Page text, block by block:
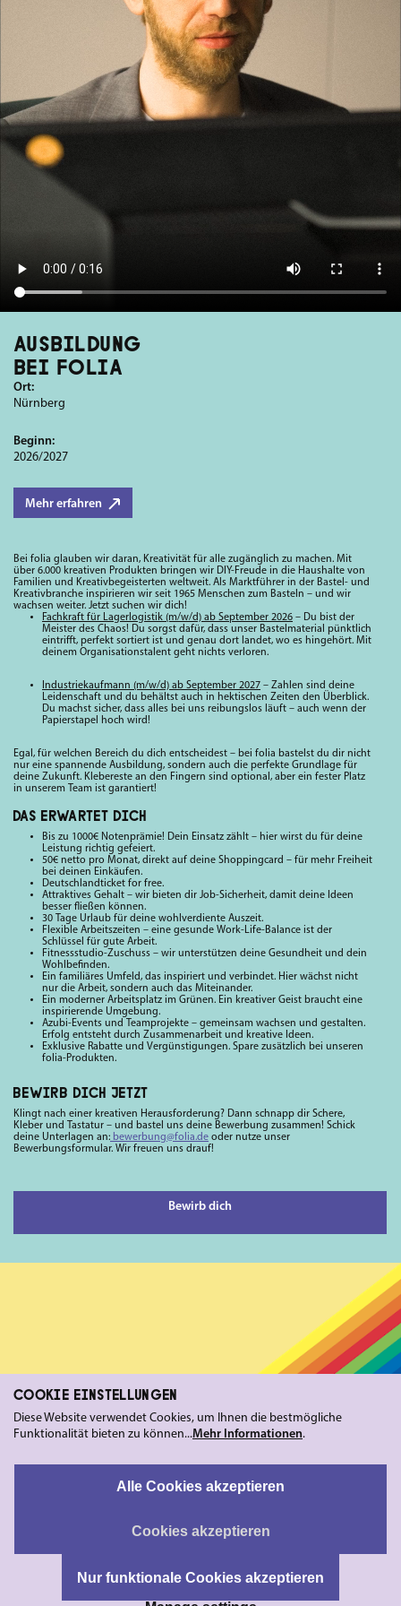
AUSBILDUNG
BEI FOLIA
Ort:
Nürnberg
Beginn:
2026/2027
Mehr erfahren
Bei folia glauben wir daran, Kreativität für alle zugänglich zu machen. Mit
über 6.000 kreativen Produkten bringen wir DIY-Freude in die Haushalte von
Familien und Kreativbegeisterten weltweit. Als Marktführer in der Bastel- und
Kreativbranche inspirieren wir seit 1965 Menschen zum Basteln – und wir
wachsen weiter. Jetzt suchen wir dich!
Fachkraft für Lagerlogistik (m/w/d) ab September 2026 – Du bist der
Meister des Chaos! Du sorgst dafür, dass unser Bastelmaterial pünktlich
eintrifft, perfekt sortiert ist und genau dort landet, wo es hingehört. Mit
deinem Organisationstalent geht nichts verloren.
Industriekaufmann (m/w/d) ab September 2027 – Zahlen sind deine
Leidenschaft und du behältst auch in hektischen Zeiten den Überblick.
Du machst sicher, dass alles bei uns reibungslos läuft – auch wenn der
Papierstapel hoch wird!
Egal, für welchen Bereich du dich entscheidest – bei folia bastelst du dir nicht
nur eine spannende Ausbildung, sondern auch die perfekte Grundlage für
deine Zukunft. Klebereste an den Fingern sind optional, aber ein fester Platz
in unserem Team ist garantiert!
DAS ERWARTET DICH
Bis zu 1000€ Notenprämie! Dein Einsatz zählt – hier wirst du für deine
Leistung richtig gefeiert.
50€ netto pro Monat, direkt auf deine Shoppingcard – für mehr Freiheit
bei deinen Einkäufen.
Deutschlandticket for free.
Attraktives Gehalt – wir bieten dir Job-Sicherheit, damit deine Ideen
besser fließen können.
30 Tage Urlaub für deine wohlverdiente Auszeit.
Flexible Arbeitszeiten – eine gesunde Work-Life-Balance ist der
Schlüssel für gute Arbeit.
Fitnessstudio-Zuschuss – wir unterstützen deine Gesundheit und dein
Wohlbefinden.
Ein familiäres Umfeld, das inspiriert und verbindet. Hier wächst nicht
nur die Arbeit, sondern auch das Miteinander.
Ein moderner Arbeitsplatz im Grünen. Ein kreativer Geist braucht eine
inspirierende Umgebung.
Azubi-Events und Teamprojekte – gemeinsam wachsen und gestalten.
Erfolg entsteht durch Zusammenarbeit und kreative Ideen.
Exklusive Rabatte und Vergünstigungen. Spare zusätzlich bei unseren
folia-Produkten.
BEWIRB DICH JETZT
Klingt nach einer kreativen Herausforderung? Dann schnapp dir Schere,
Kleber und Tastatur – und bastel uns deine Bewerbung zusammen! Schick
deine Unterlagen an: bewerbung@folia.de oder nutze unser
Bewerbungsformular. Wir freuen uns drauf!
Bewirb dich
SCHREIB
COOKIE EINSTELLUNGEN
Diese Website verwendet Cookies, um Ihnen die bestmögliche
Funktionalität bieten zu können...Mehr Informationen.
Nur funktionale Cookies akzeptieren
Cookies akzeptieren
Alle Cookies akzeptieren